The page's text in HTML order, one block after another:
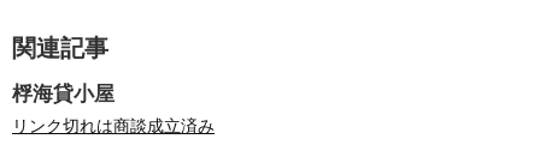
関連記事
桴海貸小屋
リンク切れは商談成立済み